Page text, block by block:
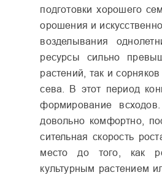
подготовки хорошего
ороше­ния и
возде­лывания
ресурсы сильно
растений, так и
сева. В этот период
фор­мирование
довольно комфортно,
сительная скорость
место до того, как
культурным растением